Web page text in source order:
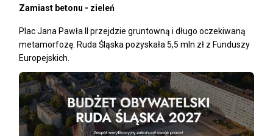
Zamiast betonu - zieleń
Plac Jana Pawła II przejdzie gruntowną i długo oczekiwaną
metamorfozę. Ruda Śląska pozyskała 5,5 mln zł z Funduszy
Europejskich.